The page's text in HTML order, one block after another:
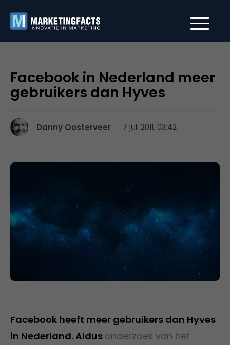
Facebook in Nederland meer
gebruikers dan Hyves
Danny Oosterveer 7 juli 2011, 03:42
Facebook heeft meer gebruikers dan Hyves
in Nederland. Aldus onderzoek van het